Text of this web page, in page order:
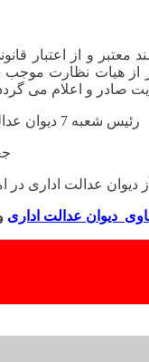
و از اعتبار
از هیات نظارت
رئیس شعبه 7 دیوان عدالت اداری -مستشار شعبه
دیوان عدالت اداری در
دیوان عدالت اداری